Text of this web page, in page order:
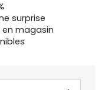
surprise
en magasin